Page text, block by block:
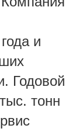
и
Годовой
тонн